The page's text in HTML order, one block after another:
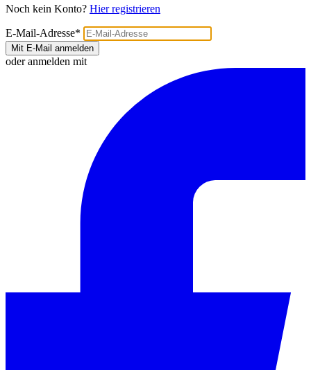
Noch kein Konto? Hier registrieren
E-Mail-Adresse*
Mit E-Mail anmelden
oder anmelden mit